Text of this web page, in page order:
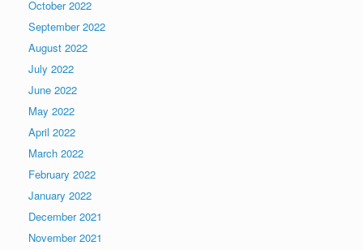
October 2022
September 2022
August 2022
July 2022
June 2022
May 2022
April 2022
March 2022
February 2022
January 2022
December 2021
November 2021